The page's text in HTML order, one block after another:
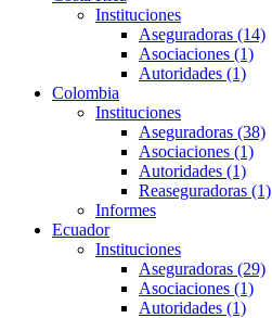
Instituciones
Aseguradoras (14)
Asociaciones (1)
Autoridades (1)
Colombia
Instituciones
Aseguradoras (38)
Asociaciones (1)
Autoridades (1)
Reaseguradoras (1)
Informes
Ecuador
Instituciones
Aseguradoras (29)
Asociaciones (1)
Autoridades (1)